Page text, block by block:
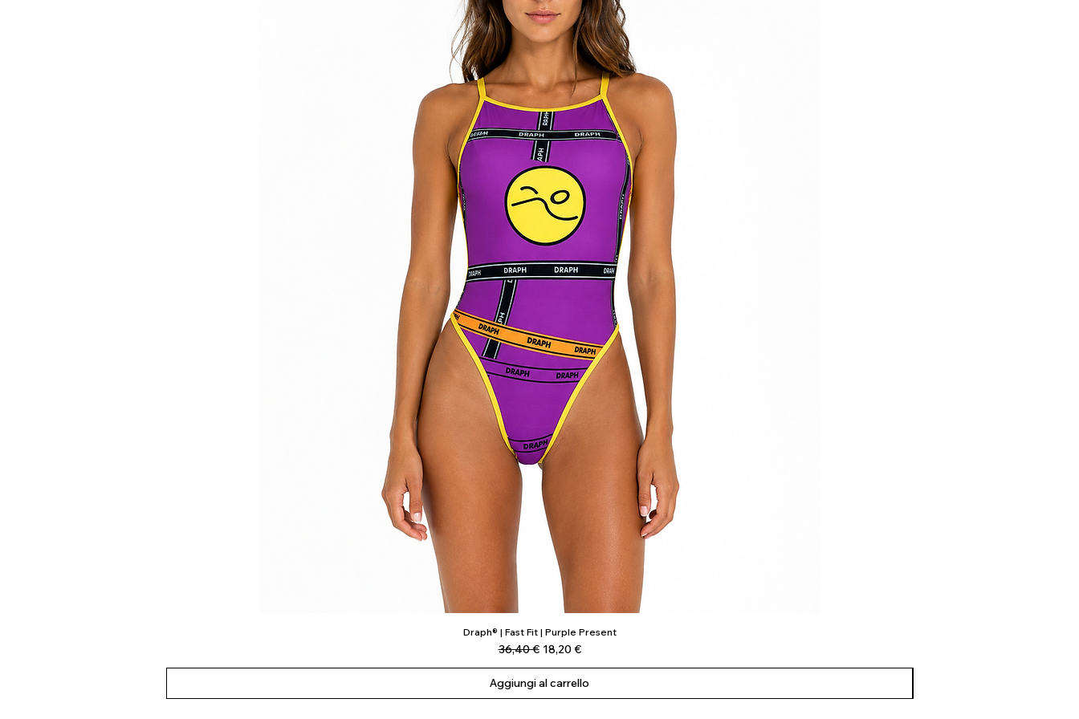
Vista rapida
Draph® | Fast Fit | Purple Present
Prezzo regolare
36,40 € Prezzo scontato
18,20 €
Aggiungi al carrello